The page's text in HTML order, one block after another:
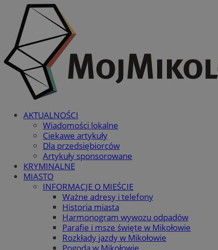
AKTUALNOŚCI
Wiadomości lokalne
Ciekawe artykuły
Dla przedsiębiorców
Artykuły sponsorowane
KRYMINALNE
MIASTO
INFORMACJE O MIEŚCIE
Ważne adresy i telefony
Historia miasta
Harmonogram wywozu odpadów
Parafie i msze święte w Mikołowie
Rozkłady jazdy w Mikołowie